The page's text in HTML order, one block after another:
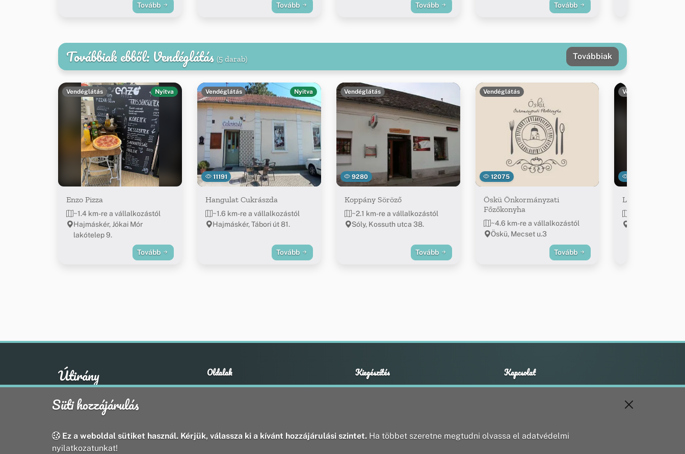
Tovább Tovább Tovább Tovább
Továbbiak ebből: Vendéglátás (5 darab) Továbbiak
Vendéglátás Nyitva
Enzo Pizza
~1.4 km-re a vállalkozástól
Hajmáskér, Jókai Mór
lakótelep 9.
Tovább
11191
Vendéglátás Nyitva
Hangulat Cukrászda
~1.6 km-re a vállalkozástól
Hajmáskér, Tábori út 81.
Tovább
9280
Vendéglátás
Koppány Söröző
~2.1 km-re a vállalkozástól
Sóly, Kossuth utca 38.
Tovább
12075
Vendéglátás
Öskü Önkormányzati
Főzőkonyha
~4.6 km-re a vállalkozástól
Öskü, Mecset u.3
Tovább
Vendéglátás
Lila Akác Söröző
Útirány Oldalak
Hírek
Kiegészítés
Adatvédelmi nyilatkozat
Kapcsolat
+36 20 211 1888
Süti hozzájárulás
Ez a weboldal sütiket használ. Kérjük, válassza ki a kívánt hozzájárulási szintet. Ha többet szeretne megtudni olvassa el adatvédelmi
nyilatkozatunkat!